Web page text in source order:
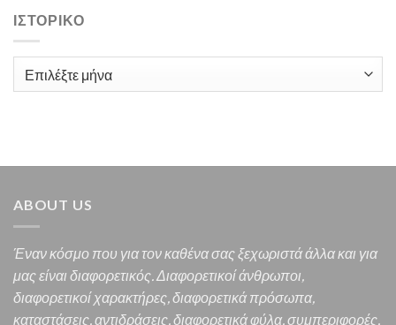
ΙΣΤΟΡΙΚΌ
Ιστορικό
ABOUT US
Έναν κόσμο που για τον καθένα σας ξεχωριστά άλλα και για
μας είναι διαφορετικός.Διαφορετικοί άνθρωποι,
διαφορετικοί χαρακτήρες,διαφορετικά πρόσωπα,
καταστάσεις, αντιδράσεις, διαφορετικά φύλα, συμπεριφορές,